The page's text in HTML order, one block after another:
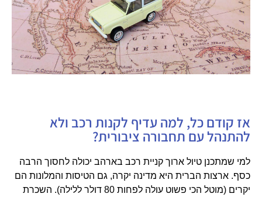
אז קודם כל, למה עדיף לקנות רכב ולא
להתנהל עם תחבורה ציבורית?
למי שמתכנן טיול ארוך קניית רכב בארהב יכולה לחסוך הרבה
כסף. ארצות הברית היא מדינה יקרה, גם הטיסות והמלונות הם
יקרים (מוטל הכי פשוט עולה לפחות 80 דולר ללילה). השכרת